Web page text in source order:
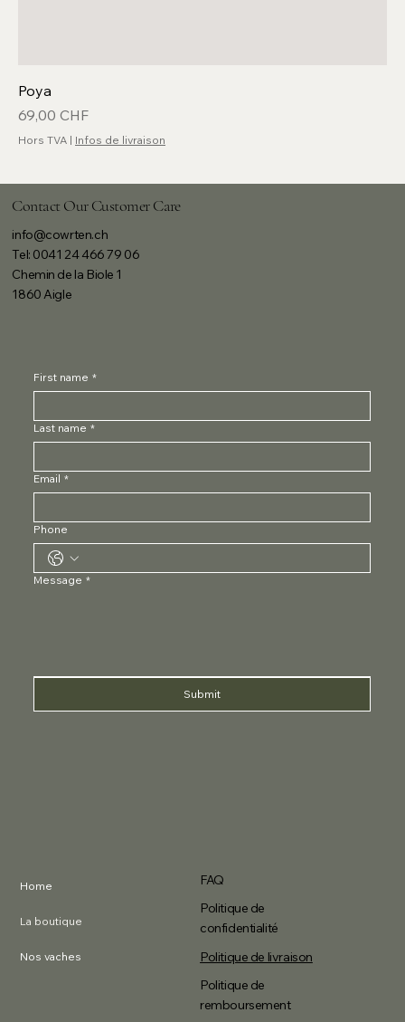
Poya
Prix
69,00 CHF
Hors TVA | Infos de livraison
Home
La boutique
Nos vaches
FAQ
Politique de
confidentialité
Politique de livraison
Politique de
remboursement
Contact Our Customer Care
info@cowrten.ch
Tel: 0041 24 466 79 06
Chemin de la Biole 1
1860 Aigle
First name *
Last name *
Email *
Phone
Message *
Submit